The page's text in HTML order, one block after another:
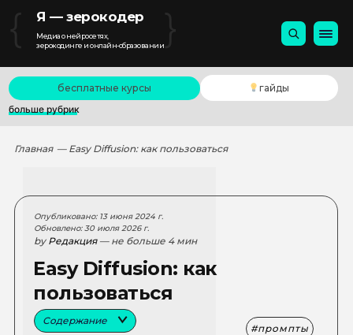
{ Я — зерокодер
Медиа о нейросетях,
зерокодинге и онлайн-образовании}
бесплатные курсы
гайды
больше рубрик
Главная — Easy Diffusion: как пользоваться
Опубликовано: 13 июня 2024 г.
Обновлено: 30 июля 2026 г.
by Редакция — не больше 4 мин
Easy Diffusion: как
пользоваться
Содержание
промпты